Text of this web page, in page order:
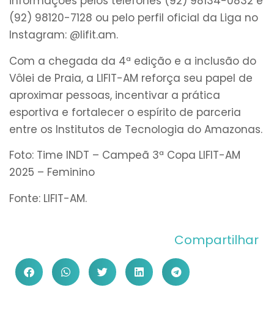
(92) 98120-7128 ou pelo perfil oficial da Liga no
Instagram: @lifit.am.
Com a chegada da 4ª edição e a inclusão do
Vôlei de Praia, a LIFIT-AM reforça seu papel de
aproximar pessoas, incentivar a prática
esportiva e fortalecer o espírito de parceria
entre os Institutos de Tecnologia do Amazonas.
Foto: Time INDT – Campeã 3ª Copa LIFIT-AM
2025 – Feminino
Fonte: LIFIT-AM.
Compartilhar